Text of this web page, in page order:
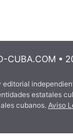
CUBA.COM •
estatales
cubanos.Aviso